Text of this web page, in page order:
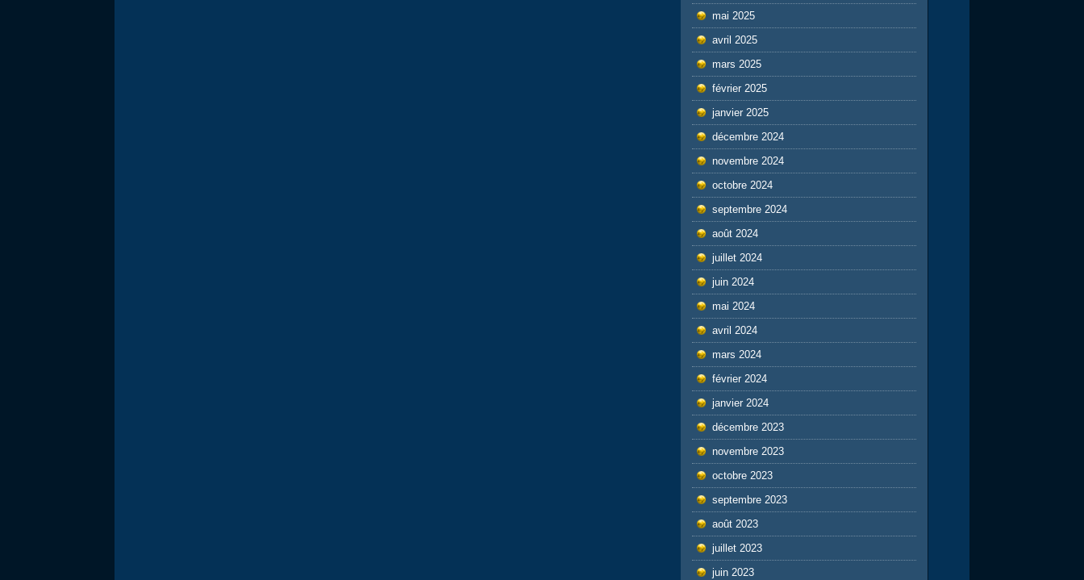
mai 2025
avril 2025
mars 2025
février 2025
janvier 2025
décembre 2024
novembre 2024
octobre 2024
septembre 2024
août 2024
juillet 2024
juin 2024
mai 2024
avril 2024
mars 2024
février 2024
janvier 2024
décembre 2023
novembre 2023
octobre 2023
septembre 2023
août 2023
juillet 2023
juin 2023